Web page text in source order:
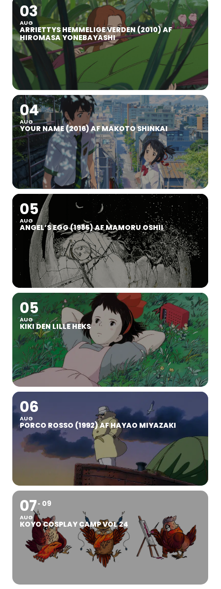
03
AUG
ARRIETTYS HEMMELIGE VERDEN (2010) AF
HIROMASA YONEBAYASHI
04
AUG
YOUR NAME (2016) AF MAKOTO SHINKAI
05
AUG
ANGEL’S EGG (1985) AF MAMORU OSHII
05
AUG
KIKI DEN LILLE HEKS
06
AUG
PORCO ROSSO (1992) AF HAYAO MIYAZAKI
07
AUG
09
KOYO COSPLAY CAMP VOL 24